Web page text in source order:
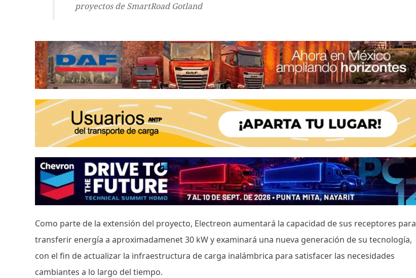
proyectos de SmartRoad Gotland
Como parte de la extensión del proyecto, Electreon aumentará la capacidad de sus receptores para
transferir energía a aproximadamenet 30 kW y examinará una nueva generación de su tecnología,
con el fin de actualizar la infraestructura de carga inalámbrica para satisfacer las necesidades
cambiantes a lo largo del tiempo.